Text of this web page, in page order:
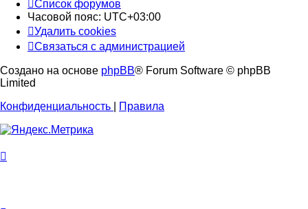
Список форумов
Часовой пояс: UTC+03:00
Удалить cookies
Связаться с администрацией
Создано на основе phpBB® Forum Software © phpBB
Limited
Конфиденциальность
Правила